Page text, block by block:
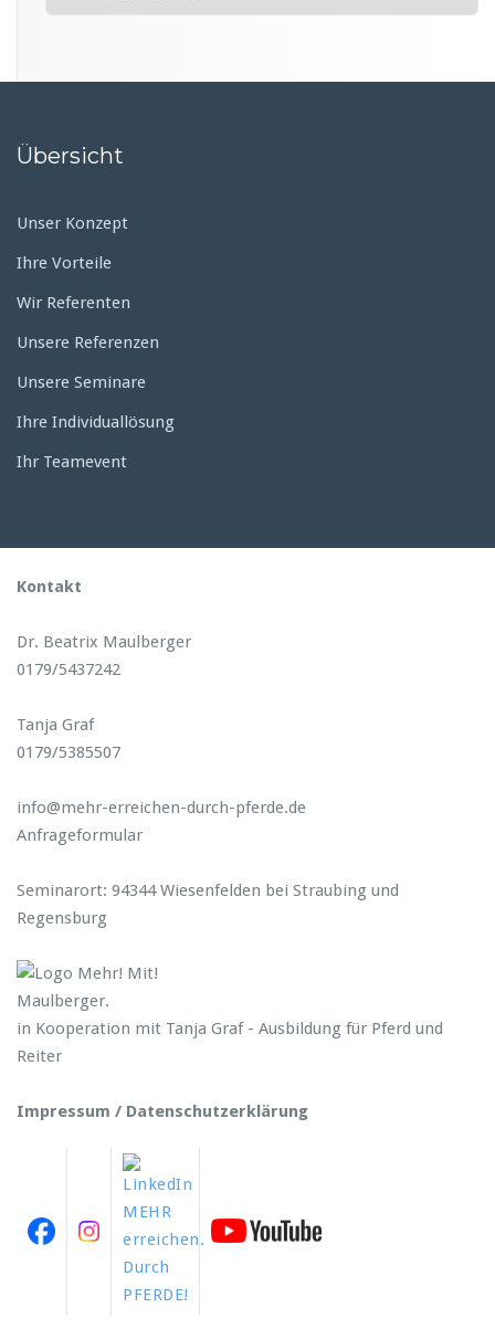
r
Übersicht
Unser Konzept
Ihre Vorteile
Wir Referenten
Unsere Referenzen
Unsere Seminare
Ihre Individuallösung
Ihr Teamevent
Kontakt
Dr. Beatrix Maulberger
0179/5437242
Tanja Graf
0179/5385507
info@mehr-erreichen-durch-pferde.de
Anfrageformular
Seminarort: 94344 Wiesenfelden bei Straubing und
Regensburg
in Kooperation mit Tanja Graf - Ausbildung für Pferd und
Reiter
Impressum / Datenschutzerklärung